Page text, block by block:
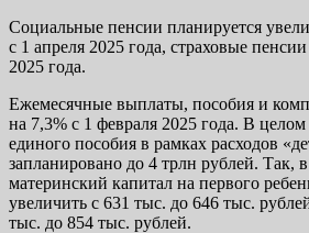
Социальные пенсии планируется
с 1 апреля 2025 года, страховые
2025 года.
Ежемесячные выплаты, пособия и
на 7,3% с 1 февраля 2025 года. В
единого пособия в рамках расходов
запланировано до 4 трлн рублей. Так,
материнский капитал на первого
увеличить с 631 тыс. до 646 тыс.
тыс. до 854 тыс. рублей.